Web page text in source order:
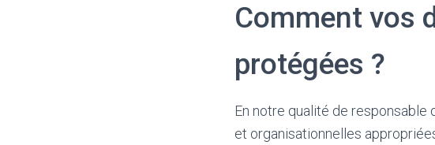
Comment vos
protégées ?
En notre qualité de
et organisationnelles